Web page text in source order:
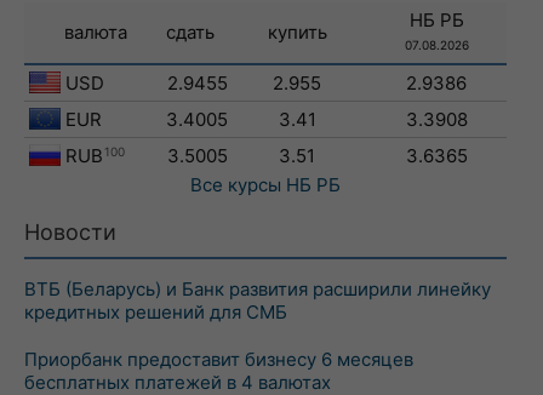
валюта сдать купить
НБ РБ
07.08.2026
USD 2.9455 2.955
2.9386
EUR
3.4005 3.41
3.3908
RUB 100 3.5005 3.51
3.6365
Все курсы НБ РБ
Новости
ВТБ (Беларусь) и Банк развития расширили линейку
кредитных решений для СМБ
Приорбанк предоставит бизнесу 6 месяцев
бесплатных платежей в 4 валютах